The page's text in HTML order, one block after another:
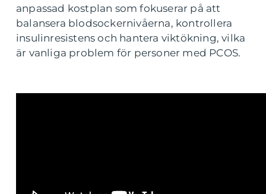
anpassad kostplan som fokuserar på att
balansera blodsockernivåerna, kontrollera
insulinresistens och hantera viktökning, vilka
är vanliga problem för personer med PCOS.